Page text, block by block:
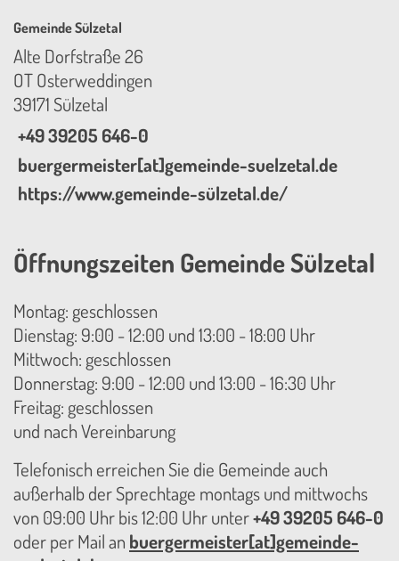
Gemeinde Sülzetal
Alte Dorfstraße 26
OT Osterweddingen
39171 Sülzetal
+49 39205 646-0
buergermeister[at]gemeinde-suelzetal.de
https://www.gemeinde-sülzetal.de/
Öffnungszeiten Gemeinde Sülzetal
Montag: geschlossen
Dienstag: 9:00 - 12:00 und 13:00 - 18:00 Uhr
Mittwoch: geschlossen
Donnerstag: 9:00 - 12:00 und 13:00 - 16:30 Uhr
Freitag: geschlossen
und nach Vereinbarung
Telefonisch erreichen Sie die Gemeinde auch
außerhalb der Sprechtage montags und mittwochs
von 09:00 Uhr bis 12:00 Uhr unter+49 39205 646-0
oder per Mail an buergermeister[at]gemeinde-